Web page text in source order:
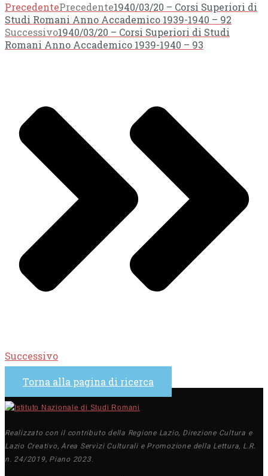
PrecedentePrecedente1940/03/20 – Corsi Superiori di
Studi Romani Anno Accademico 1939-1940 – 92
Successivo1940/03/20 – Corsi Superiori di Studi
Romani Anno Accademico 1939-1940 – 93
Successivo
Torna alla pagina di ricerca
Realizzato con il contributo della Regione Lazio, Direzione Cultura e
Lazio Creativo, Area Servizi Culturali e Promozione della Lettura, L.R.
n. 24/2019, Piano 2023.